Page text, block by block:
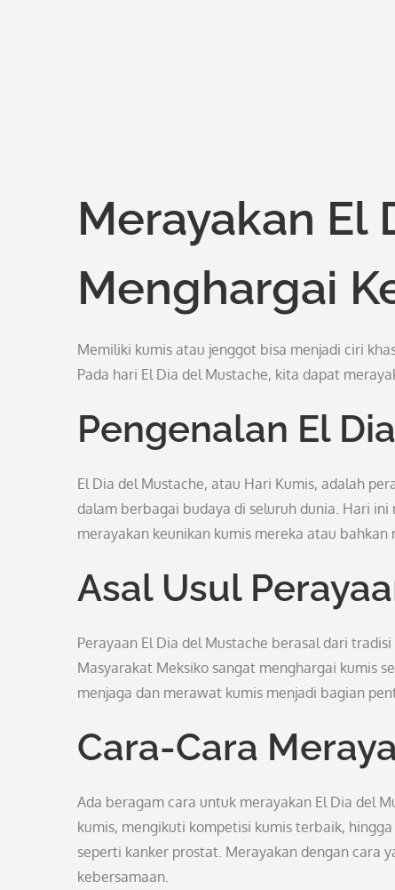
Merayakan El
Menghargai
Memiliki kumis atau jenggot bisa menjadi ciri
Pada hari El Dia del Mustache, kita dapat
Pengenalan El
El Dia del Mustache, atau Hari Kumis, adalah
dalam berbagai budaya di seluruh dunia. Hari
merayakan keunikan kumis mereka atau
Asal Usul
Perayaan El Dia del Mustache berasal dari
Masyarakat Meksiko sangat menghargai kumis
menjaga dan merawat kumis menjadi bagian
Cara-Cara
Ada beragam cara untuk merayakan El Dia del
kumis, mengikuti kompetisi kumis terbaik,
seperti kanker prostat. Merayakan dengan cara
kebersamaan.